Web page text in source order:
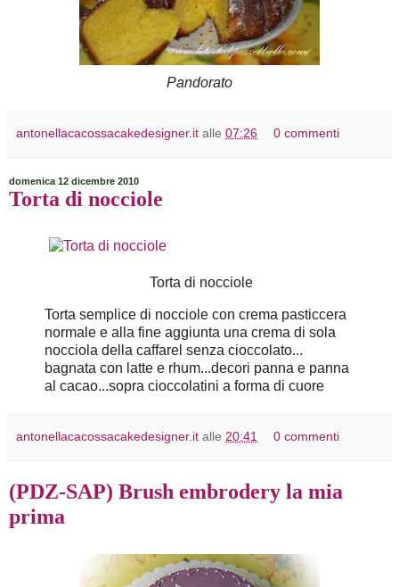
Pandorato
antonellacacossacakedesigner.it alle 07:26 0 commenti
domenica 12 dicembre 2010
Torta di nocciole
Torta di nocciole
Torta semplice di nocciole con crema pasticcera
normale e alla fine aggiunta una crema di sola
nocciola della caffarel senza cioccolato...
bagnata con latte e rhum...decori panna e panna
al cacao...sopra cioccolatini a forma di cuore
antonellacacossacakedesigner.it alle 20:41 0 commenti
(PDZ-SAP) Brush embrodery la mia
prima